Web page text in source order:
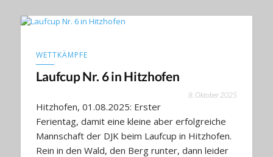
WETTKÄMPFE
Laufcup Nr. 6 in Hitzhofen
8. Oktober 2025
Hitzhofen, 01.08.2025: Erster
Ferientag, damit eine kleine aber erfolgreiche
Mannschaft der DJK beim Laufcup in Hitzhofen.
Rein in den Wald, den Berg runter, dann leider